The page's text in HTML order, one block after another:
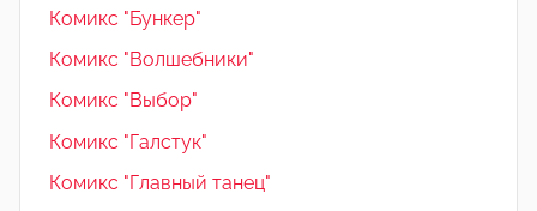
Комикс "Бункер"
Комикс "Волшебники"
Комикс "Выбор"
Комикс "Галстук"
Комикс "Главный танец"